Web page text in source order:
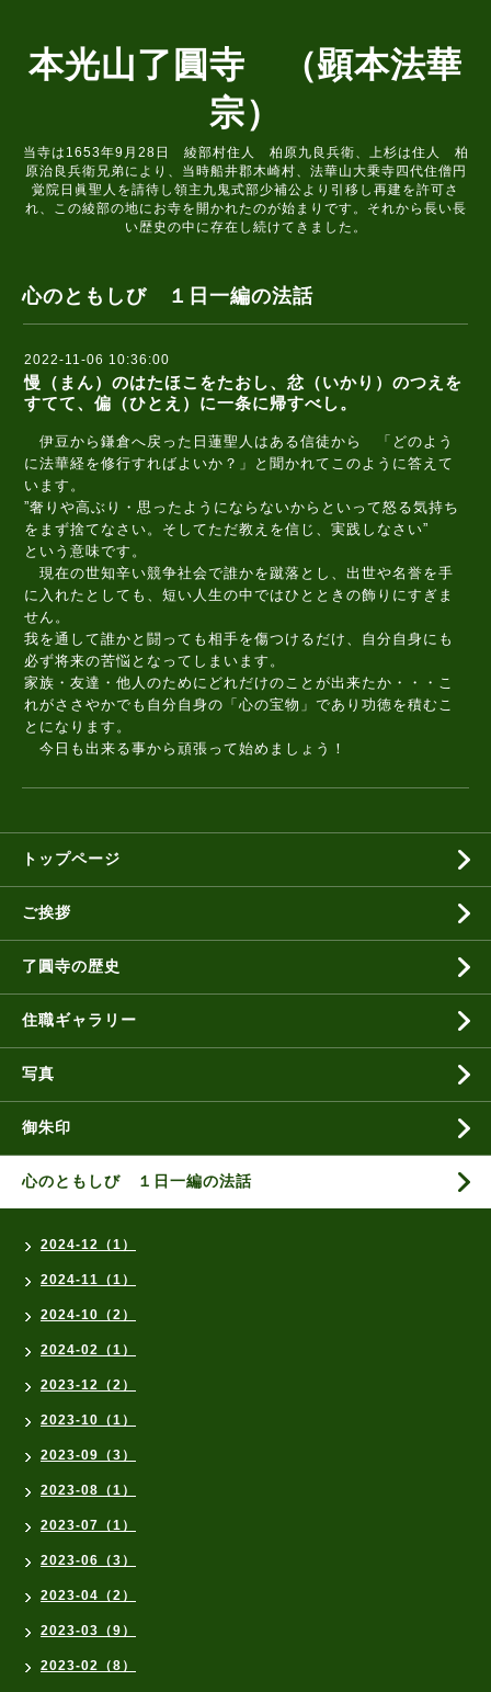
本光山了圓寺 （顕本法華
宗）
当寺は1653年9月28日 綾部村住人 柏原九良兵衛、上杉は住人 柏
原治良兵衛兄弟により、当時船井郡木崎村、法華山大乗寺四代住僧円
覚院日眞聖人を請待し領主九鬼式部少補公より引移し再建を許可さ
れ、この綾部の地にお寺を開かれたのが始まりです。それから長い長
い歴史の中に存在し続けてきました。
心のともしび １日一編の法話
2022-11-06 10:36:00
慢（まん）のはたほこをたおし、忿（いかり）のつえを
すてて、偏（ひとえ）に一条に帰すべし。
伊豆から鎌倉へ戻った日蓮聖人はある信徒から 「どのよう
に法華経を修行すればよいか？」と聞かれてこのように答えて
います。
”奢りや高ぶり・思ったようにならないからといって怒る気持ち
をまず捨てなさい。そしてただ教えを信じ、実践しなさい”
という意味です。
現在の世知辛い競争社会で誰かを蹴落とし、出世や名誉を手
に入れたとしても、短い人生の中ではひとときの飾りにすぎま
せん。
我を通して誰かと闘っても相手を傷つけるだけ、自分自身にも
必ず将来の苦悩となってしまいます。
家族・友達・他人のためにどれだけのことが出来たか・・・こ
れがささやかでも自分自身の「心の宝物」であり功徳を積むこ
とになります。
今日も出来る事から頑張って始めましょう！
トップページ
ご挨拶
了圓寺の歴史
住職ギャラリー
写真
御朱印
心のともしび １日一編の法話
2024-12（1）
2024-11（1）
2024-10（2）
2024-02（1）
2023-12（2）
2023-10（1）
2023-09（3）
2023-08（1）
2023-07（1）
2023-06（3）
2023-04（2）
2023-03（9）
2023-02（8）